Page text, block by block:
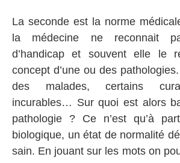
La seconde est la norme
la médecine ne reconnait
d’handicap et souvent elle le
concept d’une ou des
des malades, certains
incurables… Sur quoi est alors
pathologie ? Ce n’est qu’à
biologique, un état de normalité
sain. En jouant sur les mots on